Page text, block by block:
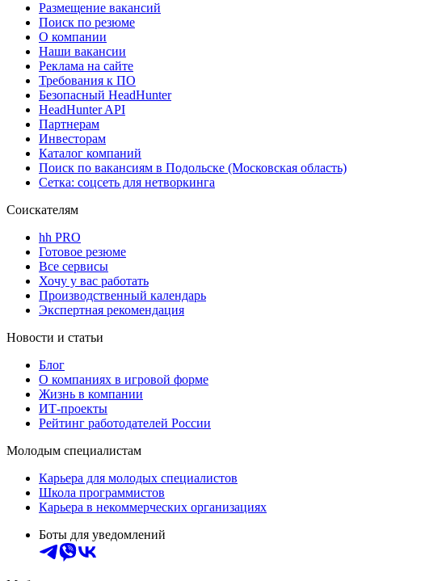
Размещение вакансий
Поиск по резюме
О компании
Наши вакансии
Реклама на сайте
Требования к ПО
Безопасный HeadHunter
HeadHunter API
Партнерам
Инвесторам
Каталог компаний
Поиск по вакансиям в Подольске (Московская область)
Сетка: соцсеть для нетворкинга
Соискателям
hh PRO
Готовое резюме
Все сервисы
Хочу у вас работать
Производственный календарь
Экспертная рекомендация
Новости и статьи
Блог
О компаниях в игровой форме
Жизнь в компании
ИТ-проекты
Рейтинг работодателей России
Молодым специалистам
Карьера для молодых специалистов
Школа программистов
Карьера в некоммерческих организациях
Боты для уведомлений